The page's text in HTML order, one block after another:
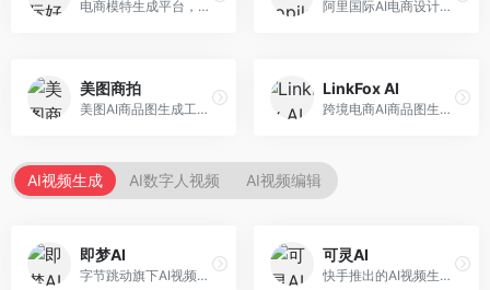
电商模特生成平台，支持AI虚拟模特创作。面向服装和配饰电商，提供模特试穿、商品展示、营销素材生成等服务，模特形象可定制。 阿里国际AI电商设计工具，专注于跨境电商。面向跨境电商卖家，提供商品图优化、营销海报生成、多语言适配等服务，海外市场适配性强。
美图商拍
美图AI商品图生成工具，整合美图生态。面向电商卖家，提供商品图美化、模特替换、场景生成等服务，移动端操作便捷。
LinkFox AI
跨境电商AI商品图生成工具。面向跨境电商卖家，支持多语言商品图生成、模特替换、场景优化等服务，适配海外电商平台需求。
AI视频生成 AI数字人视频 AI视频编辑
即梦AI
字节跳动旗下AI视频创作平台，支持多模态内容生成。面向内容创作者和营销人员，提供文生视频、图生视频、智能剪辑等功能，中文理解能力强，创作效率高。
可灵AI
快手推出的AI视频生成平台，支持文生视频和图生视频，可生成长达2分钟的高质量视频内容。面向短视频创作者和营销人员，操作简便，生成效果逼真，适合商业推广和创意表达。